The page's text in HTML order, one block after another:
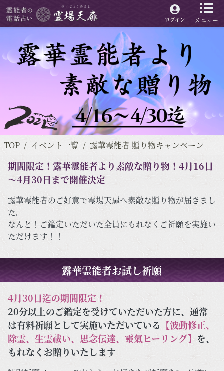
メニュー
ログイン
TOP イベント一覧 露華霊能者 贈り物キャンペーン
期間限定！露華霊能者より素敵な贈り物！4月16日
～4月30日まで開催決定
露華霊能者のご好意で霊場天扉へ素敵な贈り物が届きまし
た。
なんと！ご鑑定いただいた全員にもれなくご祈願を実施い
ただけます！！
露華霊能者お試し祈願
4月30日迄の期間限定！
20分以上のご鑑定を受けていただいた方に、通常
は有料祈願として実施いただいている 【波動修正、
除霊、生霊祓い、思念伝達、靈氣ヒーリング】 を、
もれなくお贈りいたします